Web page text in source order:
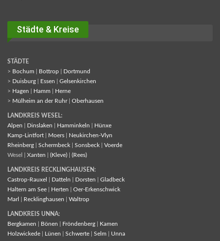
Städte & Kreise
STÄDTE
> Bochum Bottrop
Dortmund
> Duisburg Essen
Gelsenkirchen
> Hagen Hamm
Herne
> Mülheim an der Ruhr| Oberhausen
LANDKREIS WESEL:
Alpen
Dinslaken Hamminkeln
Hünxe
Kamp-Lintfort
Moers
Neukirchen-Vlyn
Rheinberg
Schermbeck Sonsbeck
Voerde
Wesel | Xanten (Kleve) (Rees)
LANDKREIS RECKLINGHAUSEN:
Castrop-Rauxel
Datteln Dorsten
Gladbeck
Haltern am See
Herten
Oer-Erkenschwick
Marl
Recklinghausen Waltrop
LANDKREIS UNNA:
Bergkamen
Bönen Fröndenberg
Kamen
Holzwickede
Lünen Schwerte Selm
Unna